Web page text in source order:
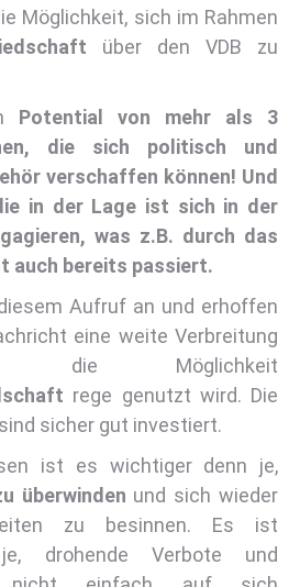
Möglichkeit, sich im Rahmen
über den VDB zu
Potential von mehr als 3
die sich politisch und
verschaffen können! Und
in der Lage ist sich in der
was z.B. durch das
auch bereits passiert.
Aufruf an und erhoffen
eine weite Verbreitung
die Möglichkeit
rege genutzt wird. Die
sicher gut investiert.
ist es wichtiger denn je,
überwinden und sich wieder
zu besinnen. Es ist
drohende Verbote und